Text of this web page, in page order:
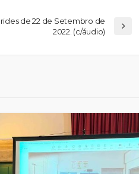
de 22 de Setembro de
2022. (c/áudio)